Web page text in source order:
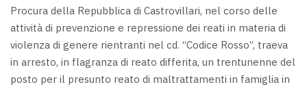
Procura della Repubblica di Castrovillari, nel corso delle
attività di prevenzione e repressione dei reati in materia di
violenza di genere rientranti nel cd. “Codice Rosso”, traeva
in arresto, in flagranza di reato differita, un trentunenne del
posto per il presunto reato di maltrattamenti in famiglia in